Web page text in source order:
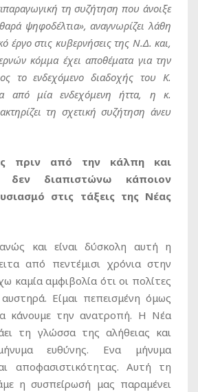
τη συζήτηση που άνοιξε
ψηφοδέλτια», αναγνωρίζει λάθη
έργο στις κυβερνήσεις της Ν.Δ. και,
κόμμα έχει αποθέματα για την
το ενδεχόμενο διαδοχής του Κ.
από μία ενδεχόμενη ήττα, η κ.
τη σχετική συζήτηση άνευ
πριν από την κάλπη και
δεν διαπιστώνω κάποιον
στις τάξεις της Νέας
και είναι δύσκολη αυτή η
από πεντέμισι χρόνια στην
καμία αμφιβολία ότι οι πολίτες
Είμαι πεπεισμένη όμως
κάνουμε την ανατροπή. Η Νέα
τη γλώσσα της αλήθειας και
ευθύνης. Ενα μήνυμα
αποφασιστικότητας. Αυτή τη
η συσπείρωσή μας παραμένει